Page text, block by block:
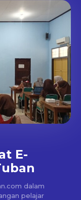
E-
dalam
pelajar